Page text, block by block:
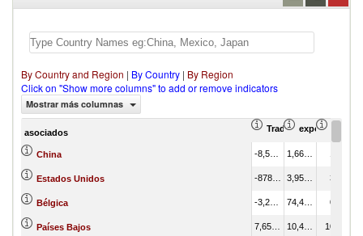
By Country and Region | By Country | By Region
Click on "Show more columns" to add or remove indicators
Mostrar más columnas
asociados Trade Balance (en
exportación
China
Estados Unidos 3.84
Bélgica 0.07
Países Bajos 10.20